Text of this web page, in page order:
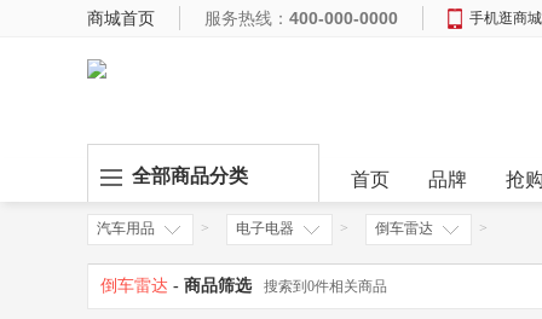
商城首页 服务热线： 400-000-0000 手机逛商城
全部商品分类 首页 品牌 抢
汽车用品 > 电子电器 > 倒车雷达 >
倒车雷达 - 商品筛选 搜索到0件相关商品